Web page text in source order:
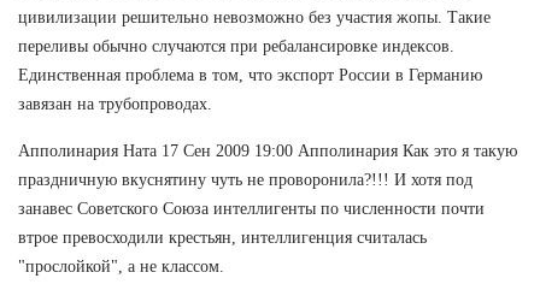
цивилизации решительно невозможно без участия жопы. Такие
переливы обычно случаются при ребалансировке индексов.
Единственная проблема в том, что экспорт России в Германию
завязан на трубопроводах.
Апполинария Ната 17 Сен 2009 19:00 Апполинария Как это я такую
праздничную вкуснятину чуть не проворонила?!!! И хотя под
занавес Советского Союза интеллигенты по численности почти
втрое превосходили крестьян, интеллигенция считалась
"прослойкой", а не классом.